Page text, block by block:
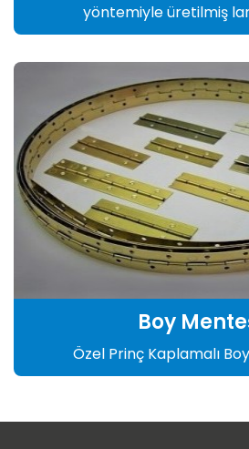
yöntemiyle üretilmiş
Boy
Özel Prinç Kaplamalı